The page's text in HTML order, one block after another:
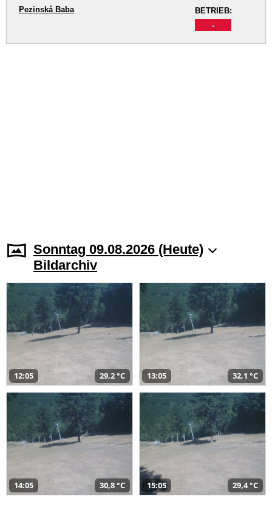
BETRIEB:
-
Pezinská Baba
Sonntag 09.08.2026 (Heute)
Bildarchiv
12:05 29,2 °C 13:05 32,1 °C
14:05 30,8 °C 15:05 29,4 °C